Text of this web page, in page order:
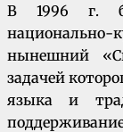
В 1996 г.
нынешний
задачей
языка и